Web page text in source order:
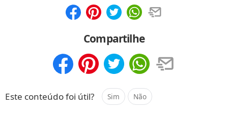
Compartilhe
Este conteúdo foi útil? Sim Não